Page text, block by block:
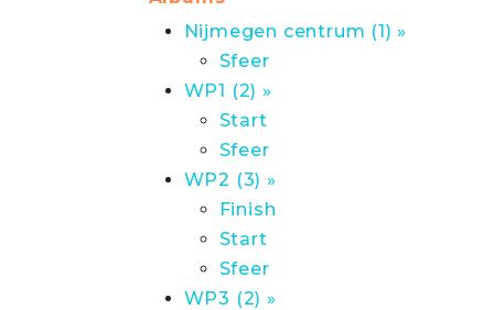
Nijmegen centrum (1) »
Sfeer
WP1 (2) »
Start
Sfeer
WP2 (3) »
Finish
Start
Sfeer
WP3 (2) »